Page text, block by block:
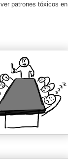
patrones tóxicos en